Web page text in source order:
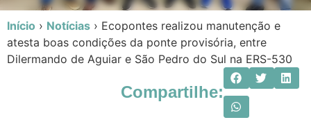
Início › Notícias › Ecopontes realizou manutenção e
atesta boas condições da ponte provisória, entre
Dilermando de Aguiar e São Pedro do Sul na ERS-530
Compartilhe: